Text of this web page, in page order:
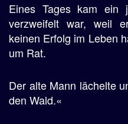
Eines Tages kam ein
verzweifelt war, weil
keinen Erfolg im Leben
um Rat.
Der alte Mann lächelte
den Wald.«